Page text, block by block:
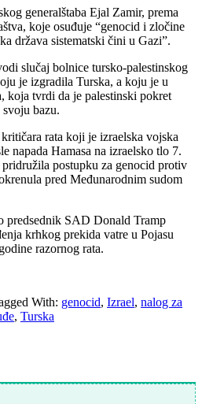
generalštaba Ejal Zamir, prema
koje osuđuje “genocid i zločine
država sistematski čini u Gazi”.
slučaj bolnice tursko-palestinskog
je izgradila Turska, a koju je u
koja tvrdi da je palestinski pokret
bazu.
rata koji je izraelska vojska
napada Hamasa na izraelsko tlo 7.
postupku za genocid protiv
pred Međunarodnim sudom
SAD Donald Tramp
krhkog prekida vatre u Pojasu
razornog rata.
With: genocid, Izrael, nalog za
, Turska